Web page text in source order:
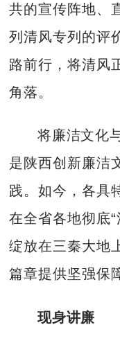
共的宣传阵地、
列清风专列的评
路前行，将清风
角落。
将廉洁文化
是陕西创新廉洁
践。如今，各具
在全省各地彻底
绽放在三秦大地
篇章提供坚强保
现身讲廉